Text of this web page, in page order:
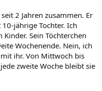
2 Jahren zusammen. Er
jährige Tochter. Ich
Sein Töchterchen
Wochenende. Nein, ich
ihr. Von Mittwoch bis
zweite Woche bleibt sie